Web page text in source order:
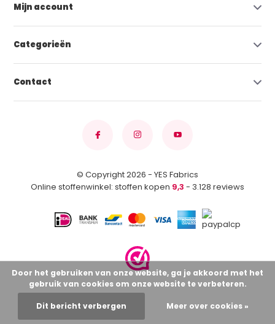
Mijn account
Categorieën
Contact
© Copyright 2026 - YES Fabrics
Online stoffenwinkel: stoffen kopen 9,3 - 3.128 reviews
Door het gebruiken van onze website, ga je akkoord met het
gebruik van cookies om onze website te verbeteren.
Dit bericht verbergen Meer over cookies »